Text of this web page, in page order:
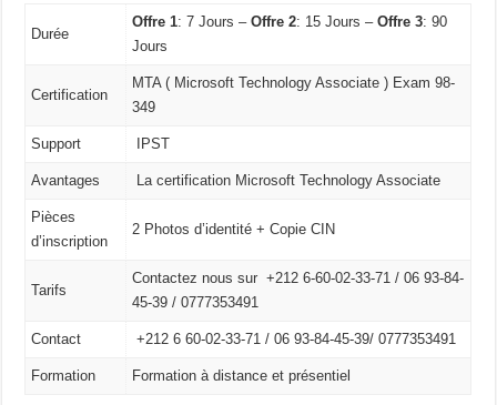
Durée
Offre 1: 7 Jours –Offre 2: 15 Jours –Offre 3: 90
Jours
Certification
MTA ( Microsoft Technology Associate ) Exam 98-
349
Support IPST
Avantages La certification Microsoft Technology Associate
Pièces
d’inscription
2 Photos d’identité + Copie CIN
Tarifs
Contactez nous sur +212 6-60-02-33-71 / 06 93-84-
45-39 / 0777353491
Contact +212 6 60-02-33-71 / 06 93-84-45-39/ 0777353491
Formation Formation à distance et présentiel